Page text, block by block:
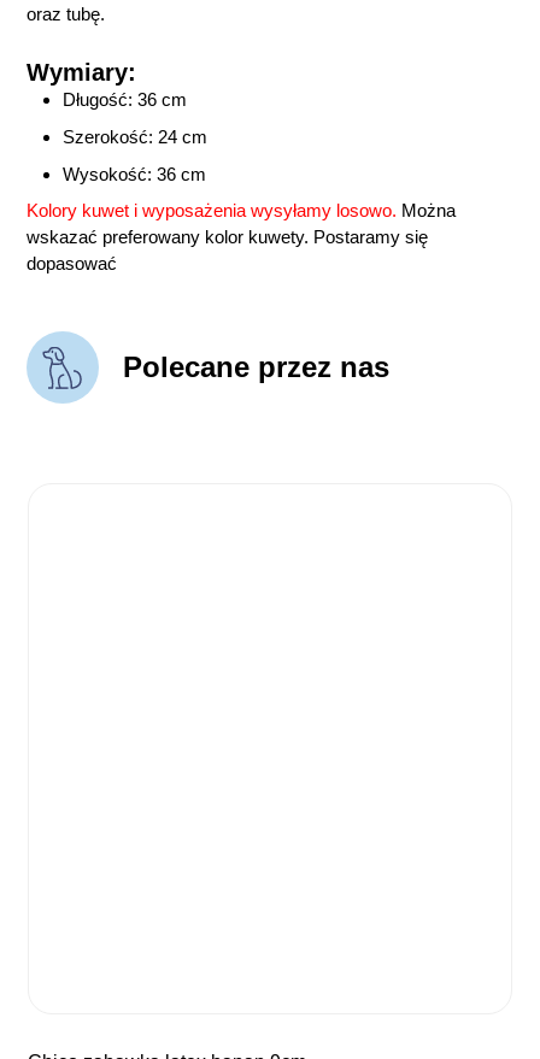
oraz tubę.
Wymiary:
Długość: 36 cm
Szerokość: 24 cm
Wysokość: 36 cm
Kolory kuwet i wyposażenia wysyłamy losowo. Można
wskazać preferowany kolor kuwety. Postaramy się
dopasować
Polecane przez nas